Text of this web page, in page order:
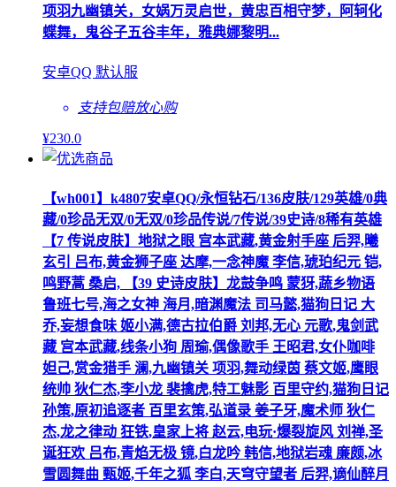
项羽九幽镇关，女娲万灵启世，黄忠百相守梦，阿轲化
蝶舞，鬼谷子五谷丰年，雅典娜黎明...
安卓QQ 默认服
支持包赔放心购
¥230.0
【wh001】k4807安卓QQ/永恒钻石/136皮肤/129英雄/0典
藏/0珍品无双/0无双/0珍品传说/7传说/39史诗/8稀有英雄
【7 传说皮肤】地狱之眼 宫本武藏,黄金射手座 后羿,曦
玄引 吕布,黄金狮子座 达摩,一念神魔 李信,琥珀纪元 铠,
鸣野蒿 桑启, 【39 史诗皮肤】龙鼓争鸣 蒙犽,蔬乡物语
鲁班七号,海之女神 海月,暗渊魔法 司马懿,猫狗日记 大
乔,妄想食味 姬小满,德古拉伯爵 刘邦,无心 元歌,鬼剑武
藏 宫本武藏,线条小狗 周瑜,偶像歌手 王昭君,女仆咖啡
妲己,赏金猎手 澜,九幽镇关 项羽,舞动绿茵 蔡文姬,鹰眼
统帅 狄仁杰,李小龙 裴擒虎,特工魅影 百里守约,猫狗日记
孙策,原初追逐者 百里玄策,弘道录 姜子牙,魔术师 狄仁
杰,龙之律动 狂铁,皇家上将 赵云,电玩·爆裂旋风 刘禅,圣
诞狂欢 吕布,青焰无极 镜,白龙吟 韩信,地狱岩魂 廉颇,冰
雪圆舞曲 甄姬,千年之狐 李白,天穹守望者 后羿,谪仙醉月